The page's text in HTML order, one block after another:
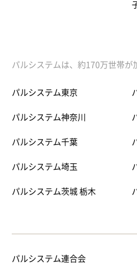
パルシステムは、約170万世帯が
パルシステム東京
パルシステム神奈川
パルシステム千葉
パルシステム埼玉
パルシステム茨城 栃木
パルシステム連合会